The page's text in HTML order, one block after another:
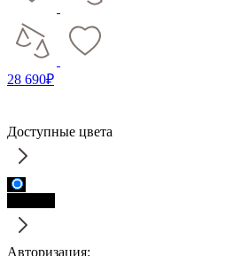
28 690₽
Доступные цвета
Авторизация: